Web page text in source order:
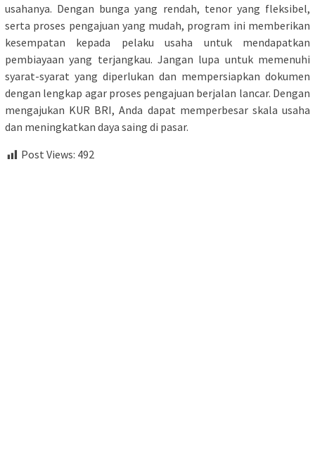
usahanya. Dengan bunga yang rendah, tenor yang fleksibel,
serta proses pengajuan yang mudah, program ini memberikan
kesempatan kepada pelaku usaha untuk mendapatkan
pembiayaan yang terjangkau. Jangan lupa untuk memenuhi
syarat-syarat yang diperlukan dan mempersiapkan dokumen
dengan lengkap agar proses pengajuan berjalan lancar. Dengan
mengajukan KUR BRI, Anda dapat memperbesar skala usaha
dan meningkatkan daya saing di pasar.
Post Views: 492